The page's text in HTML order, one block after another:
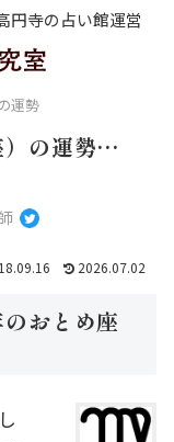
円寺の占い館運営
運勢
）の運勢…
2026.07.02
おとめ座